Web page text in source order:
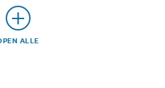
ALLE